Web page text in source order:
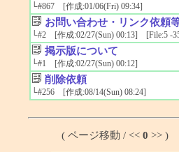
└#867[作成:01/06(Fri) 09:34]
お問い合わせ・リンク依頼
└#2[作成:02/27(Sun) 00:13] [File:5 -
掲示版について
└#1 [作成:02/27(Sun) 00:12]
削除依頼
└#256[作成:08/14(Sun) 08:24]
( ページ移動 / << 0 >> )